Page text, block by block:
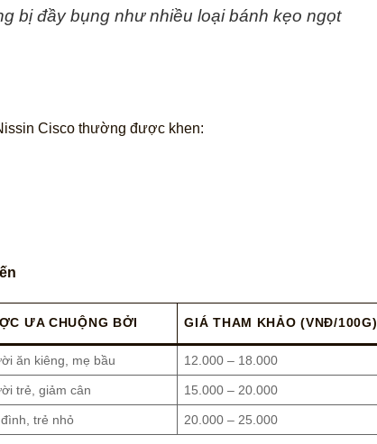
bị đầy bụng như nhiều loại bánh kẹo ngọt
Cisco thường được khen:
ƯA CHUỘNG BỞI GIÁ THAM KHẢO (VNĐ/100G)
ăn kiêng, mẹ bầu 12.000 – 18.000
trẻ, giảm cân 15.000 – 20.000
trẻ nhỏ 20.000 – 25.000